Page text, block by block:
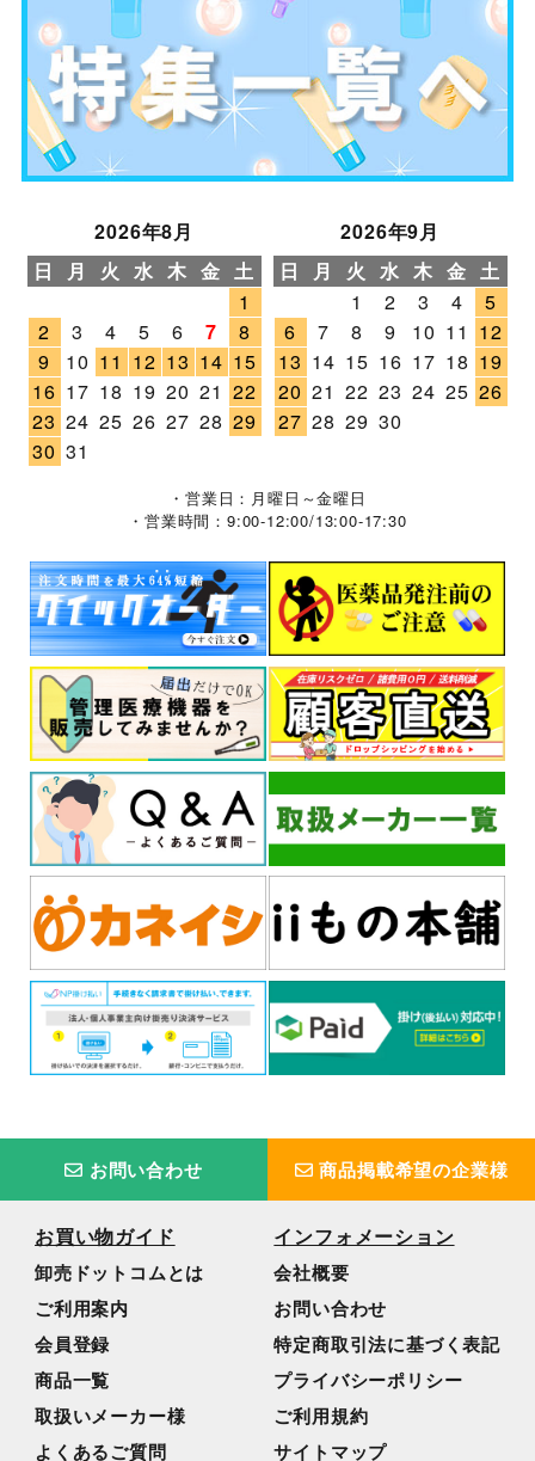
2026年8月
日
月 火 水 木 金 土
1
2
3 4 5 6 7
8
9
10 11 12 13 14 15
16 17 18 19 20 21 22
23 24 25 26 27 28 29
30 31
2026年9月
日
月 火 水 木 金 土
1
2 3 4
5
6
7 8 9 10 11 12
13 14 15 16 17 18 19
20 21 22 23 24 25 26
27 28 29 30
・営業日：月曜日～金曜日
・営業時間：9:00-12:00/13:00-17:30
お問い合わせ 商品掲載希望の企業様
お買い物ガイド
卸売ドットコムとは
ご利用案内
会員登録
商品一覧
取扱いメーカー様
よくあるご質問
インフォメーション
会社概要
お問い合わせ
特定商取引法に基づく表記
プライバシーポリシー
ご利用規約
サイトマップ